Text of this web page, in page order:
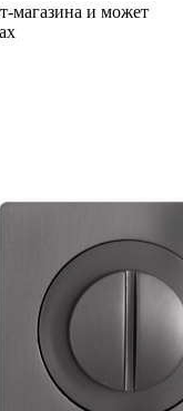
магазина и может